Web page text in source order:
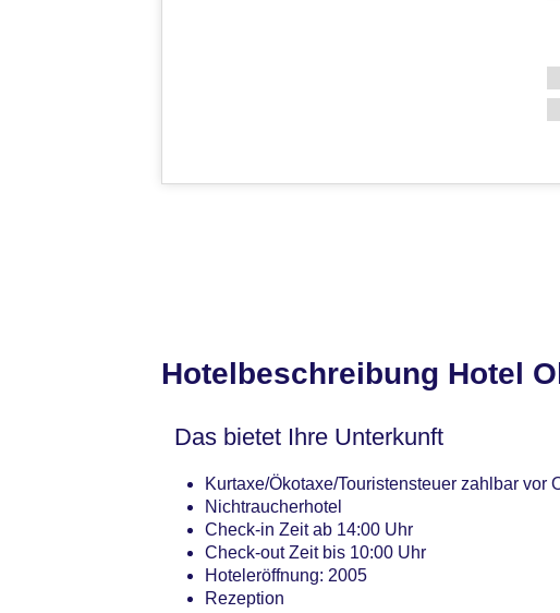
Hotelbeschreibung Hotel
Das bietet Ihre Unterkunft
Kurtaxe/Ökotaxe/Touristensteuer zahlbar vor
Nichtraucherhotel
Check-in Zeit ab 14:00 Uhr
Check-out Zeit bis 10:00 Uhr
Hoteleröffnung: 2005
Rezeption